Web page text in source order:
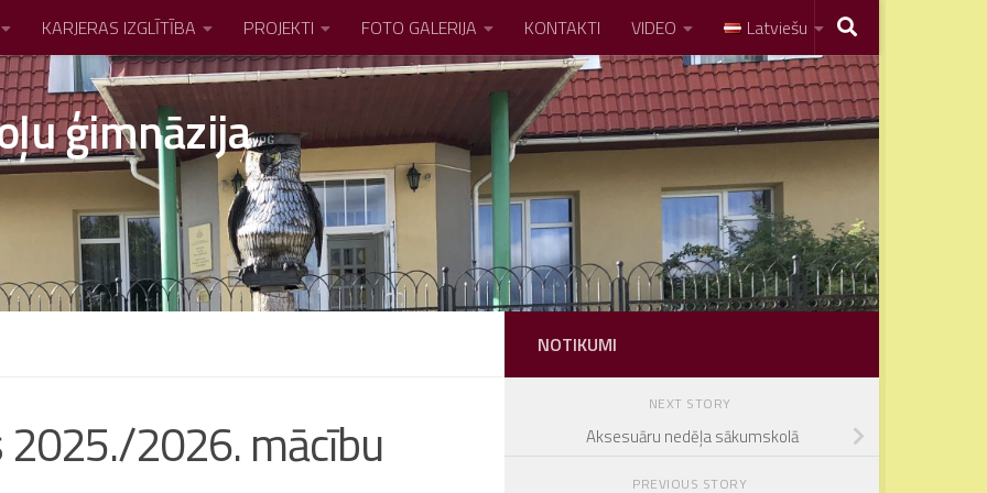
KARJERAS IZGLĪTĪBA PROJEKTI FOTO GALERIJA KONTAKTI VIDEO Latviešu
ģimnāzija
2026. mācību
NOTIKUMI
NEXT STORY
Aksesuāru nedēļa sākumskolā
PREVIOUS STORY